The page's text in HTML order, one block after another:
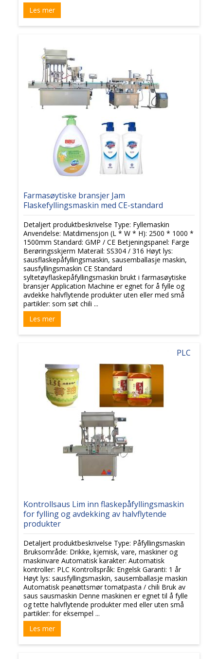
Les mer
Farmasøytiske bransjer Jam
Flaskefyllingsmaskin med CE-standard
Detaljert produktbeskrivelse Type: Fyllemaskin
Anvendelse: Matdimensjon (L * W * H): 2500 * 1000 *
1500mm Standard: GMP / CE Betjeningspanel: Farge
Berøringsskjerm Materail: SS304 / 316 Høyt lys:
sausflaskepåfyllingsmaskin, sausemballasje maskin,
sausfyllingsmaskin CE Standard
syltetøyflaskepåfyllingsmaskin brukt i farmasøytiske
bransjer Application Machine er egnet for å fylle og
avdekke halvflytende produkter uten eller med små
partikler: som søt chili ...
Les mer
PLC
Kontrollsaus Lim inn flaskepåfyllingsmaskin
for fylling og avdekking av halvflytende
produkter
Detaljert produktbeskrivelse Type: Påfyllingsmaskin
Bruksområde: Drikke, kjemisk, vare, maskiner og
maskinvare Automatisk karakter: Automatisk
kontroller: PLC Kontrollspråk: Engelsk Garanti: 1 år
Høyt lys: sausfyllingsmaskin, sausemballasje maskin
Automatisk peanøttsmør tomatpasta / chili Bruk av
saus sausmaskin Denne maskinen er egnet til å fylle
og tette halvflytende produkter med eller uten små
partikler: for eksempel ...
Les mer